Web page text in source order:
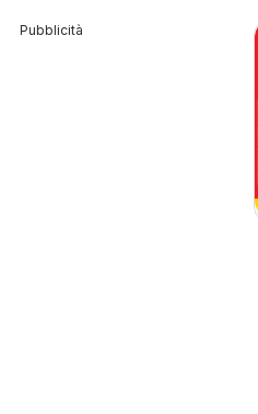
Pubblicità